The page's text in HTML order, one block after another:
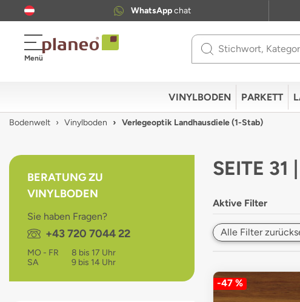
WhatsAppchat
Menü
Use
down
Press
selected
search
Touch
devices
users
VINYLBODEN PARKETT
Bodenwelt Vinylboden Verlegeoptik Landhausdiele (1-Stab)
BERATUNG ZU
VINYLBODEN
Sie haben Fragen?
Telefon:
+43 720 7044 22
MO - FR
8 bis 17 Uhr
SA
9 bis 14 Uhr
SEITE 31
Aktive Filter
Alle Filter
-47 %